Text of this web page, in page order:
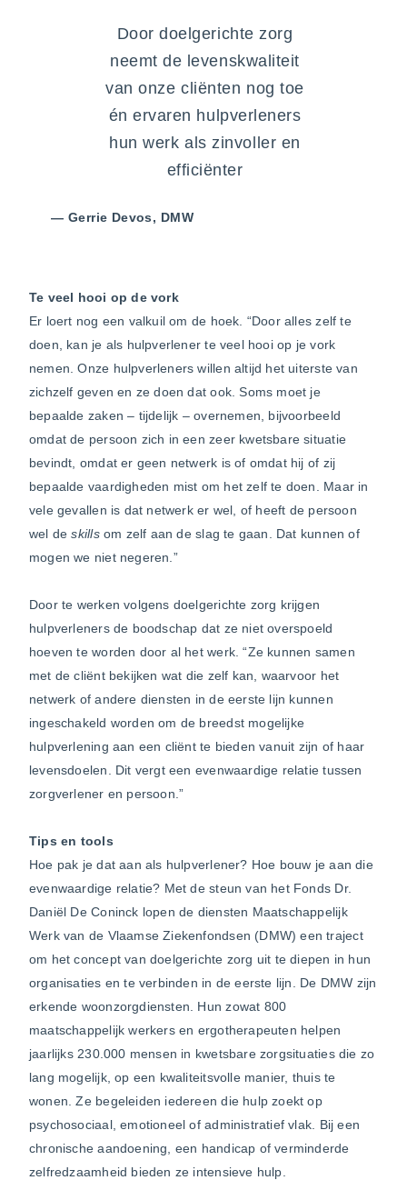
Door doelgerichte zorg
neemt de levenskwaliteit
van onze cliënten nog toe
én ervaren hulpverleners
hun werk als zinvoller en
efficiënter
— Gerrie Devos, DMW
Te veel hooi op de vork
Er loert nog een valkuil om de hoek. “Door alles zelf te
doen, kan je als hulpverlener te veel hooi op je vork
nemen. Onze hulpverleners willen altijd het uiterste van
zichzelf geven en ze doen dat ook. Soms moet je
bepaalde zaken – tijdelijk – overnemen, bijvoorbeeld
omdat de persoon zich in een zeer kwetsbare situatie
bevindt, omdat er geen netwerk is of omdat hij of zij
bepaalde vaardigheden mist om het zelf te doen. Maar in
vele gevallen is dat netwerk er wel, of heeft de persoon
wel deskillsom zelf aan de slag te gaan. Dat kunnen of
mogen we niet negeren.”
Door te werken volgens doelgerichte zorg krijgen
hulpverleners de boodschap dat ze niet overspoeld
hoeven te worden door al het werk. “Ze kunnen samen
met de cliënt bekijken wat die zelf kan, waarvoor het
netwerk of andere diensten in de eerste lijn kunnen
ingeschakeld worden om de breedst mogelijke
hulpverlening aan een cliënt te bieden vanuit zijn of haar
levensdoelen. Dit vergt een evenwaardige relatie tussen
zorgverlener en persoon.”
Tips en tools
Hoe pak je dat aan als hulpverlener? Hoe bouw je aan die
evenwaardige relatie? Met de steun van het Fonds Dr.
Daniël De Coninck lopen de diensten Maatschappelijk
Werk van de Vlaamse Ziekenfondsen (DMW) een traject
om het concept van doelgerichte zorg uit te diepen in hun
organisaties en te verbinden in de eerste lijn. De DMW zijn
erkende woonzorgdiensten. Hun zowat 800
maatschappelijk werkers en ergotherapeuten helpen
jaarlijks 230.000 mensen in kwetsbare zorgsituaties die zo
lang mogelijk, op een kwaliteitsvolle manier, thuis te
wonen. Ze begeleiden iedereen die hulp zoekt op
psychosociaal, emotioneel of administratief vlak. Bij een
chronische aandoening, een handicap of verminderde
zelfredzaamheid bieden ze intensieve hulp.